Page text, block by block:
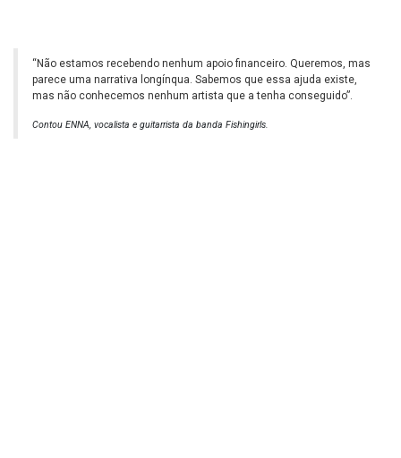
“Não estamos recebendo nenhum apoio financeiro. Queremos, mas
parece uma narrativa longínqua. Sabemos que essa ajuda existe,
mas não conhecemos nenhum artista que a tenha conseguido”.
Contou ENNA, vocalista e guitarrista da banda Fishingirls.